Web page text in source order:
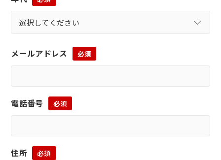
メールアドレス 必須
電話番号 必須
住所 必須